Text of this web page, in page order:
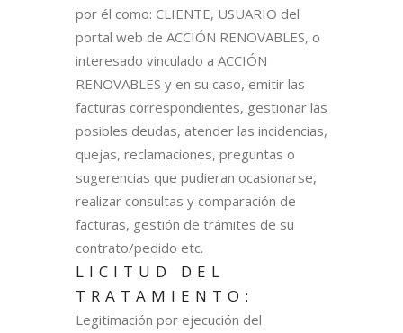
por él como: CLIENTE, USUARIO del
portal web de ACCIÓN RENOVABLES, o
interesado vinculado a ACCIÓN
RENOVABLES y en su caso, emitir las
facturas correspondientes, gestionar las
posibles deudas, atender las incidencias,
quejas, reclamaciones, preguntas o
sugerencias que pudieran ocasionarse,
realizar consultas y comparación de
facturas, gestión de trámites de su
contrato/pedido etc.
LICITUD DEL
TRATAMIENTO:
Legitimación por ejecución del